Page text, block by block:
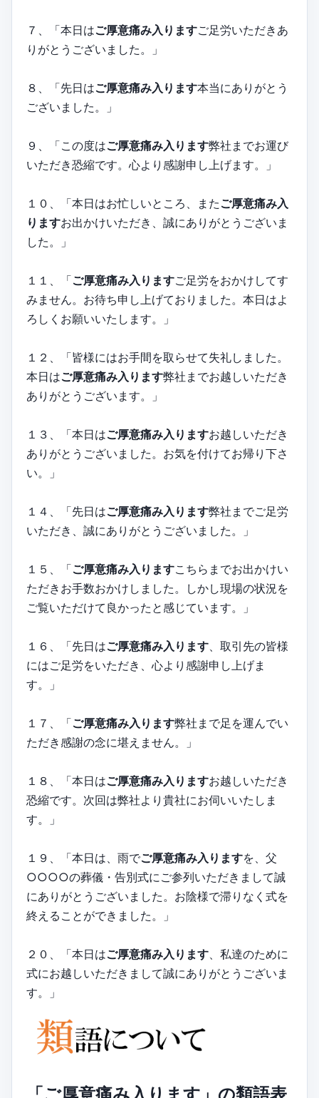
７、「本日はご厚意痛み入りますご足労いただきあ
りがとうございました。」
８、「先日はご厚意痛み入ります本当にありがとう
ございました。」
９、「この度はご厚意痛み入ります弊社までお運び
いただき恐縮です。心より感謝申し上げます。」
１０、「本日はお忙しいところ、またご厚意痛み入
りますお出かけいただき、誠にありがとうございま
した。」
１１、「ご厚意痛み入りますご足労をおかけしてす
みません。お待ち申し上げておりました。本日はよ
ろしくお願いいたします。」
１２、「皆様にはお手間を取らせて失礼しました。
本日はご厚意痛み入ります弊社までお越しいただき
ありがとうございます。」
１３、「本日はご厚意痛み入りますお越しいただき
ありがとうございました。お気を付けてお帰り下さ
い。」
１４、「先日はご厚意痛み入ります弊社までご足労
いただき、誠にありがとうございました。」
１５、「ご厚意痛み入りますこちらまでお出かけい
ただきお手数おかけしました。しかし現場の状況を
ご覧いただけて良かったと感じています。」
１６、「先日はご厚意痛み入ります、取引先の皆様
にはご足労をいただき、心より感謝申し上げま
す。」
１７、「ご厚意痛み入ります弊社まで足を運んでい
ただき感謝の念に堪えません。」
１８、「本日はご厚意痛み入りますお越しいただき
恐縮です。次回は弊社より貴社にお伺いいたしま
す。」
１９、「本日は、雨でご厚意痛み入りますを、父
○○○○の葬儀・告別式にご参列いただきまして誠
にありがとうございました。お陰様で滞りなく式を
終えることができました。」
２０、「本日はご厚意痛み入ります、私達のために
式にお越しいただきまして誠にありがとうございま
す。」